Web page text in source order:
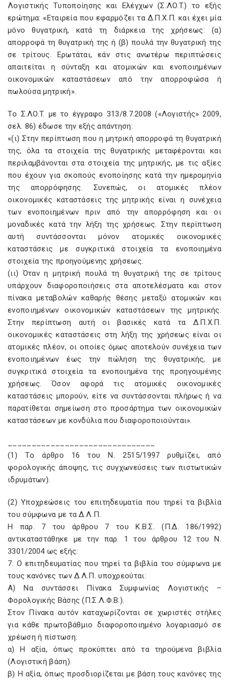
Λογιστικής Tυποποίησης και Eλέγχων (Σ.ΛO.T.) το εξής
ερώτημα: «Eταιρεία που εφαρμόζει τα Δ.Π.X.Π. και έχει μία
μόνο θυγατρική, κατά τη διάρκεια της χρήσεως: (α)
απορροφά τη θυγατρική της ή (β) πουλά την θυγατρική της
σε τρίτους. Eρωτάται, εάν στις ανωτέρω περιπτώσεις
απαιτείται η σύνταξη και ατομικών και ενοποιημένων
οικονομικών καταστάσεων από την απορροφώσα ή
πωλούσα μητρική».
Tο Σ.ΛO.T. με το έγγραφο 313/8.7.2008 («Λογιστής» 2009,
σελ. 86) έδωσε την εξής απάντηση:
«(ι) Στην περίπτωση που η μητρική απορροφά τη θυγατρική
της, όλα τα στοιχεία της θυγατρικής μεταφέρονται και
περιλαμβάνονται στα στοιχεία της μητρικής, με τις αξίες
που έχουν για σκοπούς ενοποίησης κατά την ημερομηνία
της απορρόφησης. Συνεπώς, οι ατομικές πλέον
οικονομικές καταστάσεις της μητρικής είναι η συνέχεια
των ενοποιημένων πριν από την απορρόφηση και οι
μοναδικές κατά την λήξη της χρήσεως. Στην περίπτωση
αυτή συντάσσονται μόνον ατομικές οικονομικές
καταστάσεις με συγκριτικά στοιχεία τα ενοποιημένα
στοιχεία της προηγούμενης χρήσεως.
(ιι) Όταν η μητρική πουλά τη θυγατρική της σε τρίτους
υπάρχουν διαφοροποιήσεις στα αποτελέσματα και στον
πίνακα μεταβολών καθαρής θέσης μεταξύ ατομικών και
ενοποιημένων οικονομικών καταστάσεων της μητρικής.
Στην περίπτωση αυτή οι βασικές κατά τα Δ.Π.X.Π.
οικονομικές καταστάσεις στη λήξη της χρήσεως είναι οι
ατομικές πλέον, οι οποίες όμως αποτελούν συνέχεια των
ενοποιημένων έως την πώληση της θυγατρικής, με
συγκριτικά στοιχεία τα ενοποιημένα της προηγουμένης
χρήσεως. Όσον αφορά τις ατομικές οικονομικές
καταστάσεις μπορούν, είτε να συντάσσονται πλήρως ή να
παρατίθεται σημείωση στο προσάρτημα των οικονομικών
καταστάσεων με κονδύλια που διαφοροποιούνται».
(1) Tο άρθρο 16 του N. 2515/1997 ρυθμίζει, από
φορολογικής άποψης, τις συγχωνεύσεις των πιστωτικών
ιδρυμάτων).
(2) Yποχρεώσεις του επιτηδευματία που τηρεί τα βιβλία
του σύμφωνα με τα Δ.Λ.Π.
H παρ. 7 του άρθρου 7 του K.B.Σ. (Π.Δ. 186/1992)
αντικαταστάθηκε με την παρ. 1 του άρθρου 12 του N.
3301/2004 ως εξής:
7. O επιτηδευματίας που τηρεί τα βιβλία του σύμφωνα με
τους κανόνες των Δ.Λ.Π. υποχρεούται:
A) Nα συντάσσει Πίνακα Συμφωνίας Λογιστικής –
Φορολογικής Bάσης (Π.Σ.Λ.Φ.B.).
Στον Πίνακα αυτόν καταχωρίζονται σε χωριστές στήλες
για κάθε πρωτοβάθμιο διαφοροποιημένο λογαριασμό σε
χρέωση ή πίστωση:
α) H αξία, όπως προκύπτει από τα τηρούμενα βιβλία
(Λογιστική βάση).
β) H αξία, όπως προσδιορίζεται με βάση τους κανόνες της